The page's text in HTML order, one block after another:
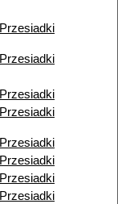
Przesiadki
Przesiadki
Przesiadki
Przesiadki
Przesiadki
Przesiadki
Przesiadki
Przesiadki